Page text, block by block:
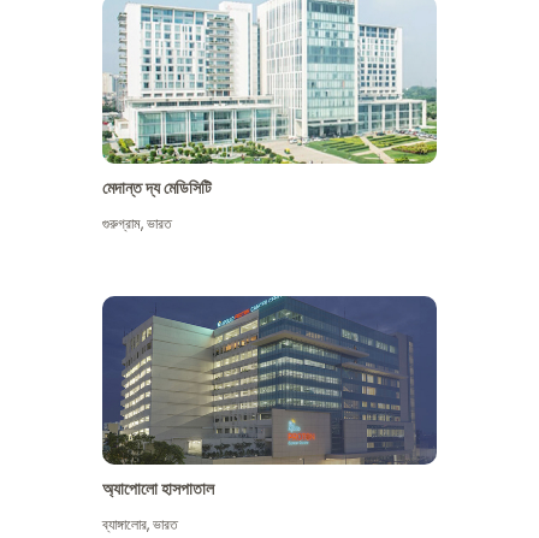
মেদান্ত দ্য মেডিসিটি
গুরুগ্রাম,ভারত
অ্যাপোলো হাসপাতাল
ব্যাঙ্গালোর,ভারত